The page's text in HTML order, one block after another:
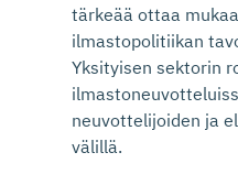
tärkeää ottaa
ilmastopolitiikan
Yksityisen sektorin
neuvottelijoiden ja
välillä.